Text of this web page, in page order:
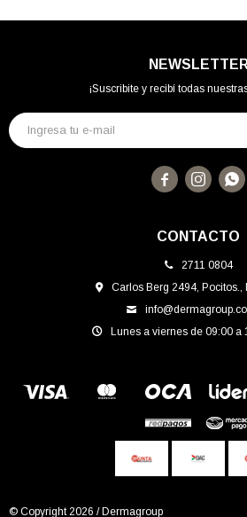
CONTACTO
2711 0804
Carlos Berg 2494, Pocitos.,
Lunes a viernes de 09:00 a
¡Suscribite y recibí todas
  
© Copyright 2026 / Dermagroup